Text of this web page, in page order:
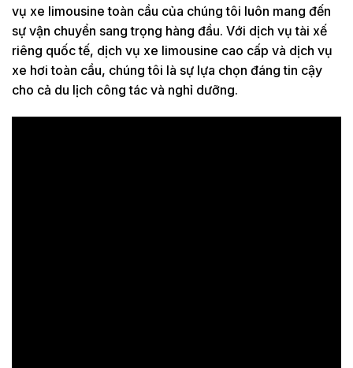
vụ xe limousine toàn cầu của chúng tôi luôn mang đến
sự vận chuyển sang trọng hàng đầu. Với dịch vụ tài xế
riêng quốc tế, dịch vụ xe limousine cao cấp và dịch vụ
xe hơi toàn cầu, chúng tôi là sự lựa chọn đáng tin cậy
cho cả du lịch công tác và nghỉ dưỡng.